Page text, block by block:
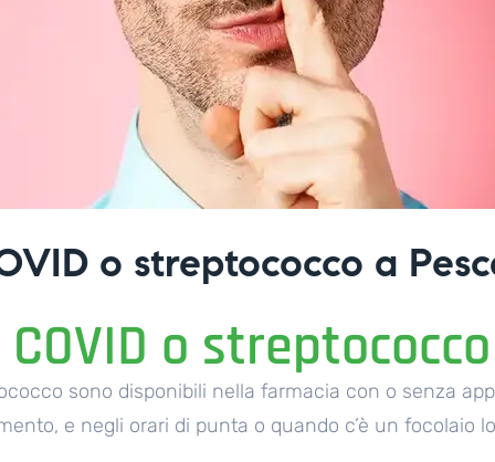
o streptococco a
o streptococco
sono disponibili nella farmacia con o senza
e negli orari di punta o quando c’è un focolaio